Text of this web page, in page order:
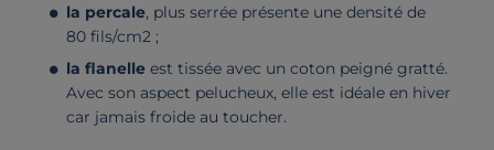
la percale, plus serrée présente une densité de
80 fils/cm2 ;
la flanelle est tissée avec un coton peigné gratté.
Avec son aspect pelucheux, elle est idéale en hiver
car jamais froide au toucher.